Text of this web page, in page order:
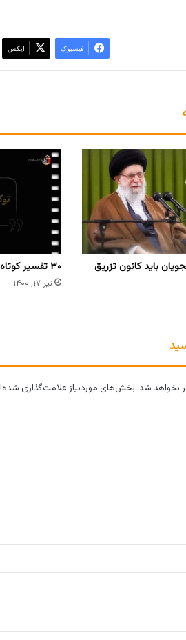
فیسبوک ایکس
| دانشجویان باید کانون تزریق
۳۰ تفسیر کوتاه | توکل به خدا | جلسه سوم
تیر ۱۷, ۱۴۰۰
نخواهد شد. بخش‌های موردنیاز علامت‌گذاری